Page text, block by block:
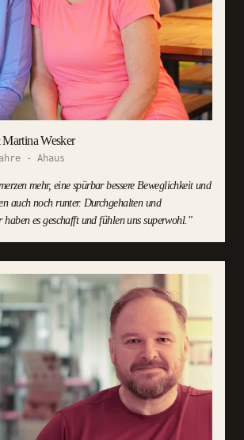
Wesker
- Ahaus
mehr, eine spürbar bessere Beweglichkeit und
auch noch runter. Durchgehalten und
es geschafft und fühlen uns superwohl. "